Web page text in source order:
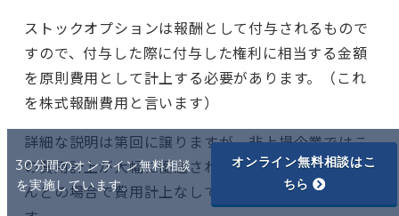
ストックオプションは報酬として付与されるもので
すので、付与した際に付与した権利に相当する金額
を原則費用として計上する必要があります。（これ
を株式報酬費用と言います）
詳細な説明は第回に譲りますが、非上場企業ではこ
の費用計上が大幅に優遇されており、実務上はほと
んどの場合で費用計上なしで発行することが出来ま
30分間のオンライン無料相談
を実施しています。
オンライン無料相談はこ
ちら